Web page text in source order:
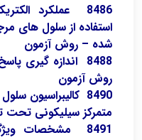
8486 عملکرد
استفاده از سلول های
شده – روش آزمون
8488 اندازه
روش آزمون
8490 کالیبراسیون
متمرکز سیلیکونی
8491 مشخصات